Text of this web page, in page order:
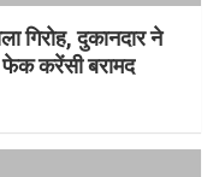
गिरोह, दुकानदार ने
करेंसी बरामद